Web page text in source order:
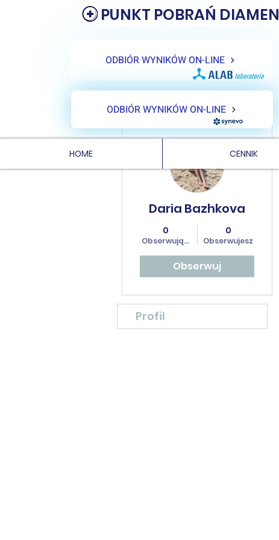
ODBIÓR WYNIKÓW ON-LINE
PUNKT POBRAŃ DIAMEN
ODBIÓR WYNIKÓW ON-LINE
HOME CENNIK
Daria Bazhkova
0
Obserwujących
0
Obserwujesz
Obserwuj
Więcej działań
Profil